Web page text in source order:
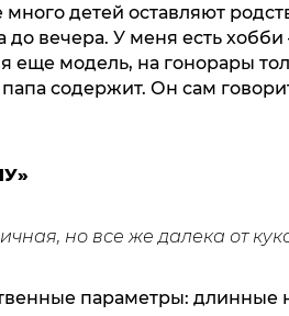
детей оставляют
до вечера. У меня есть
еще модель, на гонорары
содержит. Он сам
но все же далека от
параметры: длинные